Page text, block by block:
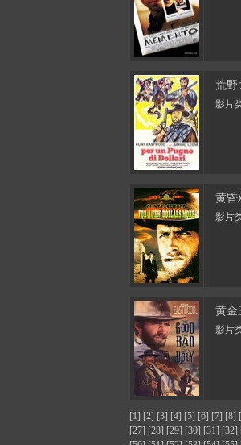
荒野
影片
黄昏
影片
黄金
影片
[1] [2] [3] [4] [5] [6] [7] [8]
[27] [28] [29] [30] [31] [32]